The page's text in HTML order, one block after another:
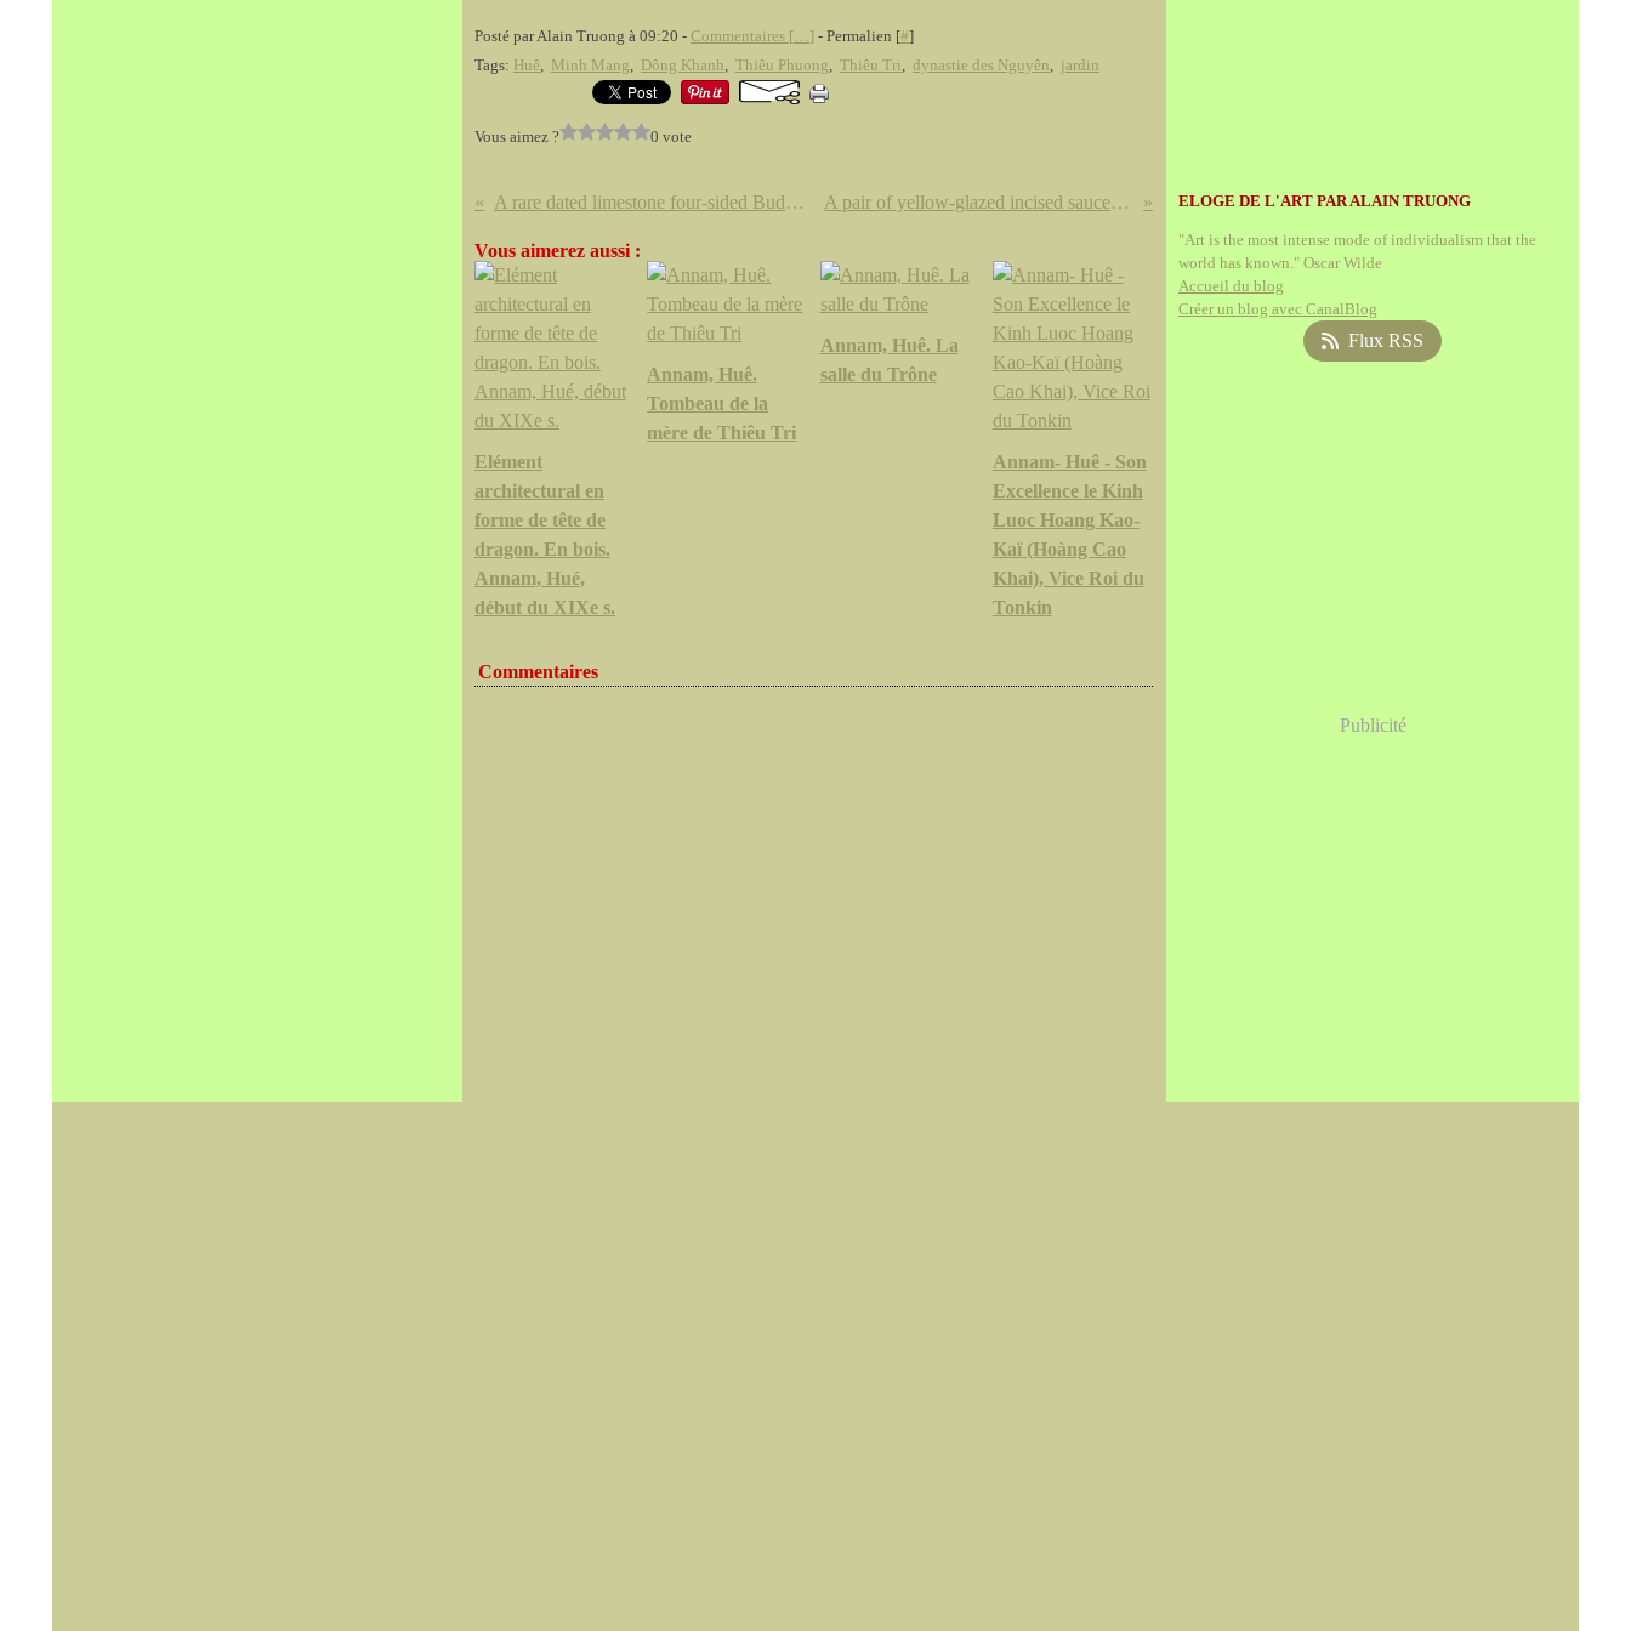
Posté par Alain Truong à 09:20 - Commentaires [… ] - Permalien [#]
Tags: Huê, Minh Mang, Dông Khanh, Thiêu Phuong, Thiêu Tri, dynastie des Nguyên, jardin
Vous aimez ? 0 vote
A rare dated limestone four-sided Buddhist memorial pillar. Northern Qi dynasty, inscribed with a date corresponding to 574 A pair of yellow-glazed incised saucer dishes. Kangxi six-character marks in brown within a double circle and of the period
Vous aimerez aussi :
Elément
architectural en
forme de tête de
dragon. En bois.
Annam, Hué,
début du XIXe s.
Annam, Huê.
Tombeau de la
mère de Thiêu Tri
Annam, Huê. La
salle du Trône
Annam- Huê - Son
Excellence le Kinh
Luoc Hoang Kao-
Kaï (Hoàng Cao
Khai), Vice Roi du
Tonkin
Commentaires
ELOGE DE L'ART PAR ALAIN TRUONG
"Art is the most intense mode of individualism that the
world has known." Oscar Wilde
Accueil du blog
Créer un blog avec CanalBlog
Flux RSS
Publicité